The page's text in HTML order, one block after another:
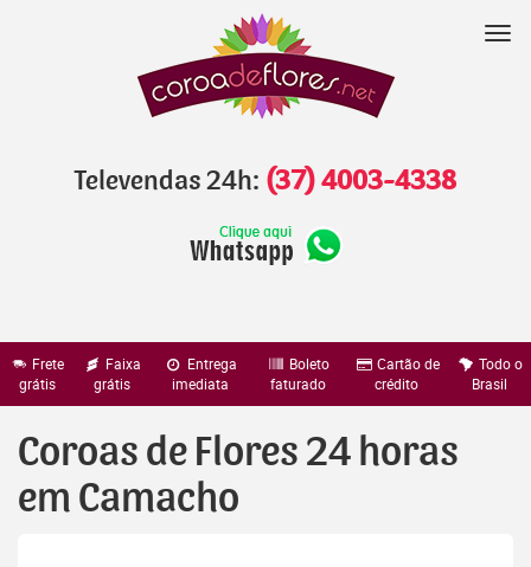
Televendas 24h: (37) 4003-4338
Frete
grátis
Faixa
grátis
Entrega
imediata
Boleto
faturado
Cartão de
crédito
Todo o
Brasil
Coroas de Flores 24 horas
em Camacho